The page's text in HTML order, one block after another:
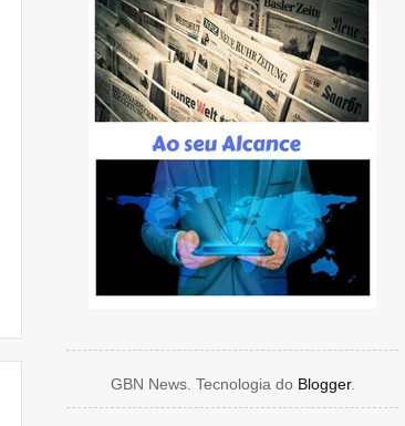
GBN News. Tecnologia do Blogger.